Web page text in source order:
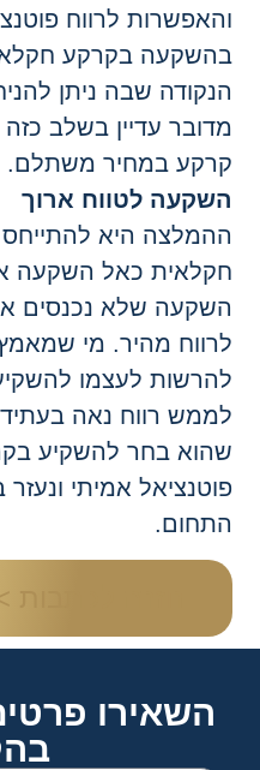
לרווח
בקרקע חקלאית
שבה ניתן
עדיין בשלב כזה
במחיר משתלם.
לטווח ארוך
היא להתייחס
כאל השקעה
שלא נכנסים
מהיר. מי שמאמץ
לעצמו להשקיע
רווח נאה בעתיד.
בחר להשקיע
אמיתי ונעזר
השאירו פרטים